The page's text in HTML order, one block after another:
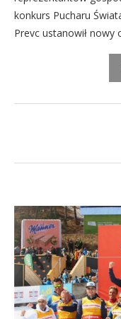
konkurs Pucharu
Prevc ustanowił